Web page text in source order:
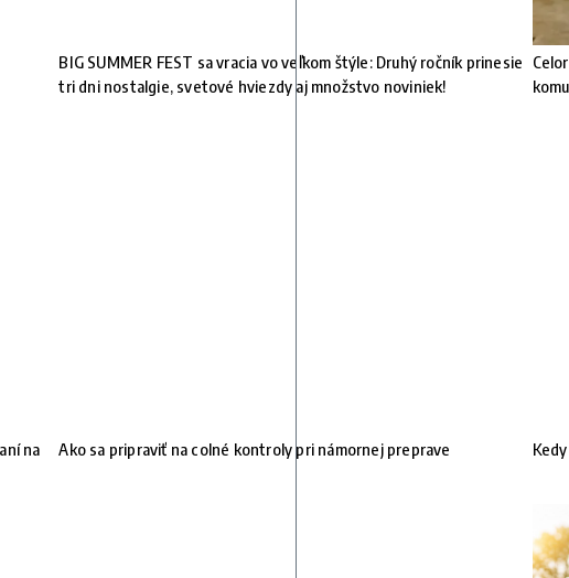
BIG SUMMER FEST sa vracia vo veľkom štýle: Druhý ročník prinesie
tri dni nostalgie, svetové hviezdy aj množstvo noviniek!
na
Ako sa pripraviť na colné kontroly pri námornej preprave